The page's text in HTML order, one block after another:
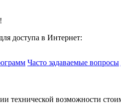
Часто задаваемые вопросы
доступа в Интернет:
возможности